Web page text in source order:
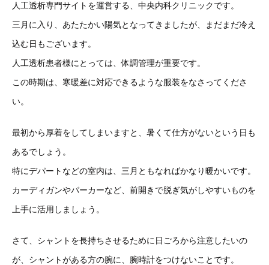
人工透析専門サイトを運営する、中央内科クリニックです。
三月に入り、あたたかい陽気となってきましたが、まだまだ冷え
込む日もございます。
人工透析患者様にとっては、体調管理が重要です。
この時期は、寒暖差に対応できるような服装をなさってくださ
い。
最初から厚着をしてしまいますと、暑くて仕方がないという日も
あるでしょう。
特にデパートなどの室内は、三月ともなればかなり暖かいです。
カーディガンやパーカーなど、前開きで脱ぎ気がしやすいものを
上手に活用しましょう。
さて、シャントを長持ちさせるために日ごろから注意したいの
が、シャントがある方の腕に、腕時計をつけないことです。